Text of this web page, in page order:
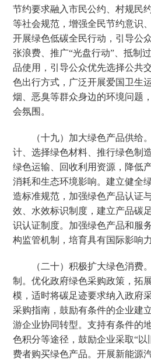
节约要求融入市民公约、村规民
等社会规范，增强全民节约意识
开展绿色低碳全民行动，引导公
张浪费、推广“光盘行动”、抵制
品使用，引导公众优先选择公共
色出行方式，广泛开展爱国卫生
烟、恶臭等群众身边的环境问题
会氛围。
（十九）加大绿色产品供给
计、选择绿色材料、推行绿色制
绿色运输、回收利用资源，降低
消耗和生态环境影响。建立健全
造标准规范，加强绿色产品认证
效、水效标识制度，建立产品碳
识认证制度。加强绿色产品和服
构监管机制，培育具有国际影响
（二十）积极扩大绿色消费
制。优化政府绿色采购政策，拓
模，适时将碳足迹要求纳入政府
采购指南，鼓励有条件的企业建
游企业协同转型。支持有条件的
色积分等途径，鼓励企业采取“以
费者购买绿色产品。开展新能源